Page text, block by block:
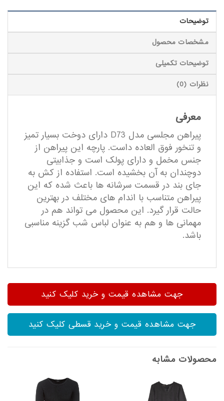
توضیحات
مشخصات محصول
توضیحات تکمیلی
نظرات (0)
معرفی
پیراهن مجلسی مدل D73 دارای دوخت بسیار تمیز
و تنخور فوق العاده داست. پارچه این پیراهن از
جنس مخمل و دارای پولک است و جذابیتی
دوچندان به آن بخشیده است. استفاده از کش به
جای بند در قسمت سرشانه ها باعث شده که این
پیراهن متناسب با اندام های مختلف در بهترین
حالت قرار گیرد. این محصول می تواند هم در
مهمانی ها و هم به عنوان لباس شب گزینه مناسبی
باشد.
جهت مشاهده قیمت و خرید کلیک کنید
جهت مشاهده قیمت و خرید قسطی کلیک کنید
محصولات مشابه